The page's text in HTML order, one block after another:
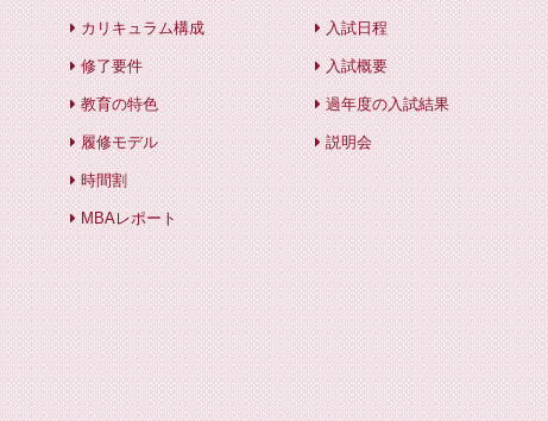
カリキュラム構成
修了要件
教育の特色
履修モデル
時間割
MBAレポート
入試日程
入試概要
過年度の入試結果
説明会